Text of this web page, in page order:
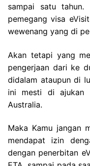
sampai satu tahun.
pemegang visa
wewenang yang di
Akan tetapi yang
pengerjaan dari ke
didalam ataupun di
ini mesti di ajukan
Australia.
Maka Kamu jangan
mendapat izin
dengan penerbitan